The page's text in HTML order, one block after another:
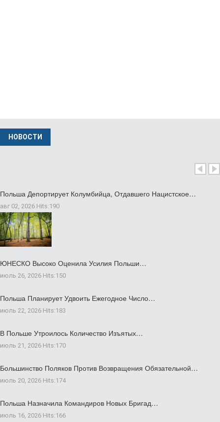
НОВОСТИ
Польша Депортирует Колумбийца, Отдавшего Нацистское…
авг 02, 2026 Hits:190
ЮНЕСКО Высоко Оценила Усилия Польши…
июль 26, 2026 Hits:150
Польша Планирует Удвоить Ежегодное Число…
июль 22, 2026 Hits:183
В Польше Утроилось Количество Изъятых…
июль 21, 2026 Hits:170
Большинство Поляков Против Возвращения Обязательной…
июль 20, 2026 Hits:174
Польша Назначила Командиров Новых Бригад…
июль 16, 2026 Hits:166